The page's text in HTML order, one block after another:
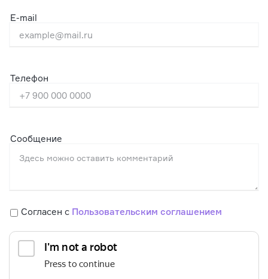
E-mail
Телефон
Сообщение
Согласен с Пользовательским соглашением